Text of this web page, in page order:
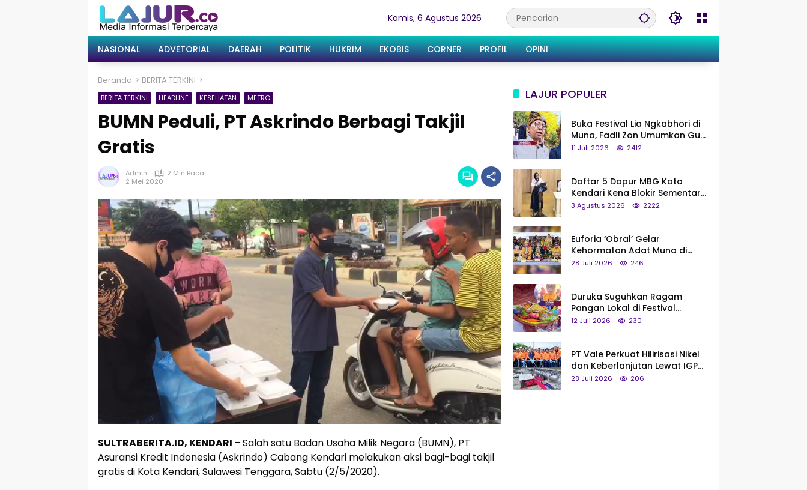
Kamis, 6 Agustus 2026
NASIONAL ADVETORIAL DAERAH POLITIK HUKRIM EKOBIS CORNER PROFIL OPINI
Beranda BERITA TERKINI
BERITA TERKINI HEADLINE KESEHATAN METRO
BUMN Peduli, PT Askrindo Berbagi Takjil
Gratis
Admin
2 Min Baca
2 Mei 2020
SULTRABERITA.ID, KENDARI – Salah satu Badan Usaha Milik Negara (BUMN), PT
Asuransi Kredit Indonesia (Askrindo) Cabang Kendari melakukan aksi bagi-bagi takjil
gratis di Kota Kendari, Sulawesi Tenggara, Sabtu (2/5/2020).
LAJUR POPULER
Buka Festival Lia Ngkabhori di
Muna, Fadli Zon Umumkan Gua
Metanduno Segera Naik Status
11 Juli 2026 2412
Daftar 5 Dapur MBG Kota
Kendari Kena Blokir Sementara
dari Pusat
3 Agustus 2026 2222
Euforia ‘Obral’ Gelar
Kehormatan Adat Muna di
Silaturahmi KKMM, Ridwan Bae:
28 Juli 2026 246
Duruka Suguhkan Ragam
Pangan Lokal di Festival
Liangkobhori, Dari Umbi Rebus
12 Juli 2026 230
PT Vale Perkuat Hilirisasi Nikel
dan Keberlanjutan Lewat IGP
Morowali
28 Juli 2026 206